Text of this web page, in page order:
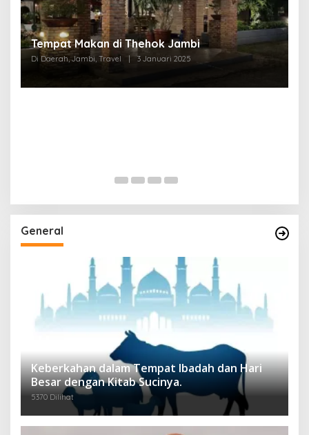
Tempat Makan di Thehok Jambi
Di Daerah, Jambi, Travel 3 Januari 2025
General
Keberkahan dalam Tempat Ibadah dan Hari
Besar dengan Kitab Sucinya.
5370 Dilihat